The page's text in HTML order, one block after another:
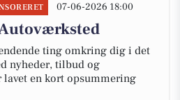
07-06-2026 18:00
ting omkring dig i det
nyheder, tilbud og
lavet en kort opsummering